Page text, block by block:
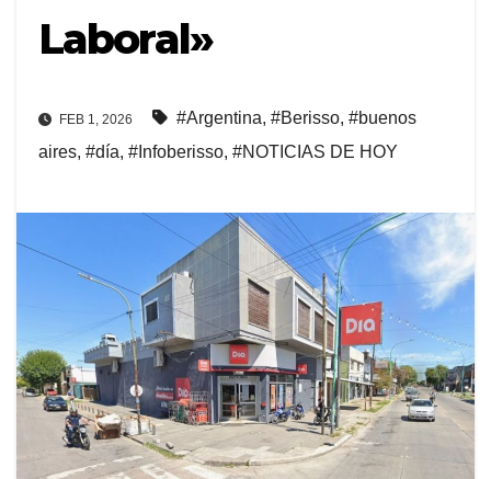
Laboral»
FEB 1, 2026 #Argentina, #Berisso, #buenos
aires, #día, #Infoberisso, #NOTICIAS DE HOY